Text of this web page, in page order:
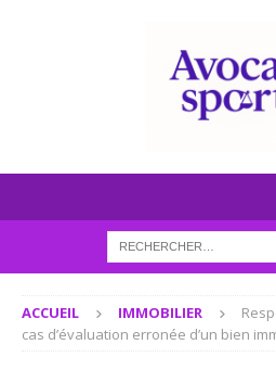
ACCUEIL IMMOBILIER
cas d’évaluation erronée d’un bien